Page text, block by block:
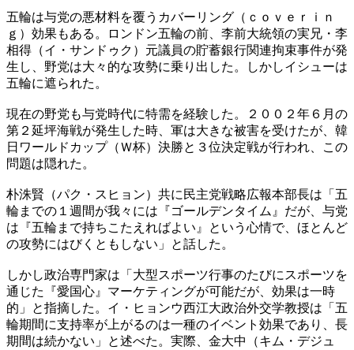
五輪は与党の悪材料を覆うカバーリング（ｃｏｖｅｒｉｎ
ｇ）効果もある。ロンドン五輪の前、李前大統領の実兄・李
相得（イ・サンドゥク）元議員の貯蓄銀行関連拘束事件が発
生し、野党は大々的な攻勢に乗り出した。しかしイシューは
五輪に遮られた。
現在の野党も与党時代に特需を経験した。２００２年６月の
第２延坪海戦が発生した時、軍は大きな被害を受けたが、韓
日ワールドカップ（Ｗ杯）決勝と３位決定戦が行われ、この
問題は隠れた。
朴洙賢（パク・スヒョン）共に民主党戦略広報本部長は「五
輪までの１週間が我々には『ゴールデンタイム』だが、与党
は『五輪まで持ちこたえればよい』という心情で、ほとんど
の攻勢にはびくともしない」と話した。
しかし政治専門家は「大型スポーツ行事のたびにスポーツを
通じた『愛国心』マーケティングが可能だが、効果は一時
的」と指摘した。イ・ヒョンウ西江大政治外交学教授は「五
輪期間に支持率が上がるのは一種のイベント効果であり、長
期間は続かない」と述べた。実際、金大中（キム・デジュ